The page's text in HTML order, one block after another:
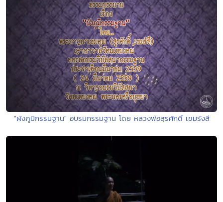
"ผังภูมิกรรมฐาน" อบรมกรรมฐาน โดย หลวงพ่อสุรศักดิ์ เขมรังสี